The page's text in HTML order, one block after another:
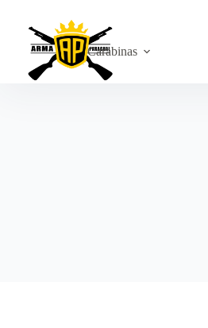
conteúdo
Carabinas